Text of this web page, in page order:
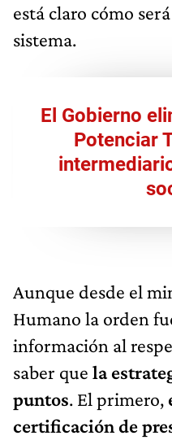
está claro cómo
sistema.
El Gobierno
Potenciar
Aunque desde el
Humano la orden
información al
saber que la
puntos. El primero,
certificación de